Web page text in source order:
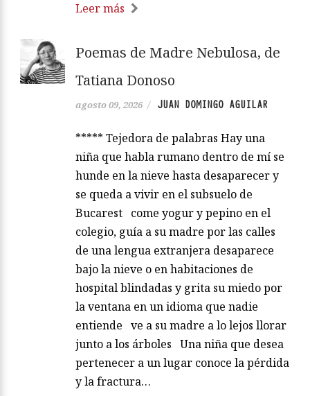
Leer más
Poemas de Madre Nebulosa, de
Tatiana Donoso
agosto 09, 2026 / JUAN DOMINGO AGUILAR
***** Tejedora de palabras Hay una
niña que habla rumano dentro de mí se
hunde en la nieve hasta desaparecer y
se queda a vivir en el subsuelo de
Bucarest come yogur y pepino en el
colegio, guía a su madre por las calles
de una lengua extranjera desaparece
bajo la nieve o en habitaciones de
hospital blindadas y grita su miedo por
la ventana en un idioma que nadie
entiende ve a su madre a lo lejos llorar
junto a los árboles Una niña que desea
pertenecer a un lugar conoce la pérdida
y la fractura…